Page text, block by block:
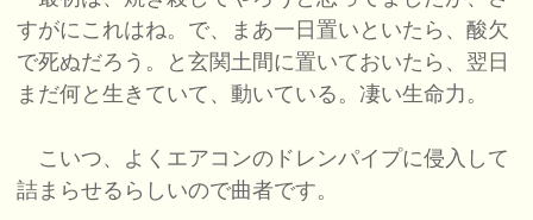
すがにこれはね。で、まあ一日置いといたら、酸欠
で死ぬだろう。と玄関土間に置いておいたら、翌日
まだ何と生きていて、動いている。凄い生命力。
こいつ、よくエアコンのドレンパイプに侵入して
詰まらせるらしいので曲者です。